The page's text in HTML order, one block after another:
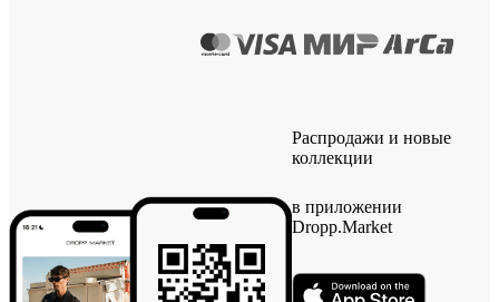
Распродажи и новые
коллекции
в приложении
Dropp.Market